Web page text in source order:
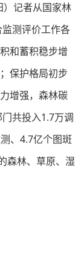
记者从国家林
测评价工作各
和蓄积稳步增
保护格局初步
增强，森林碳
共投入1.7万调
、4.7亿个图斑
森林、草原、湿